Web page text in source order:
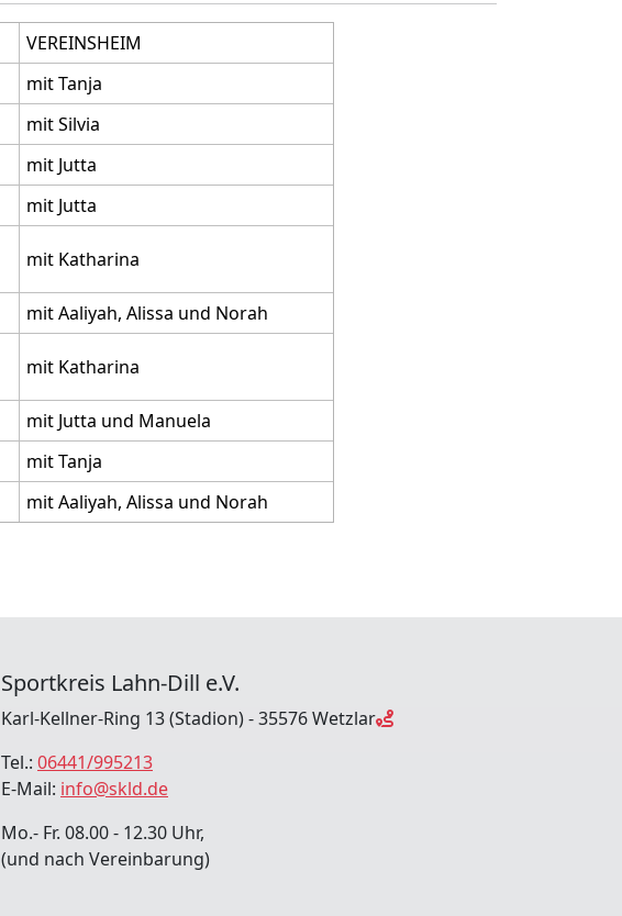
VEREINSHEIM
mit Tanja
mit Silvia
mit Jutta
mit Jutta
mit Katharina
mit Aaliyah, Alissa und Norah
mit Katharina
mit Jutta und Manuela
mit Tanja
mit Aaliyah, Alissa und Norah
Sportkreis Lahn-Dill e.V.
Karl-Kellner-Ring 13 (Stadion) - 35576 Wetzlar
Tel.: 06441/995213
E-Mail: info@skld.de
Mo.- Fr. 08.00 - 12.30 Uhr,
(und nach Vereinbarung)